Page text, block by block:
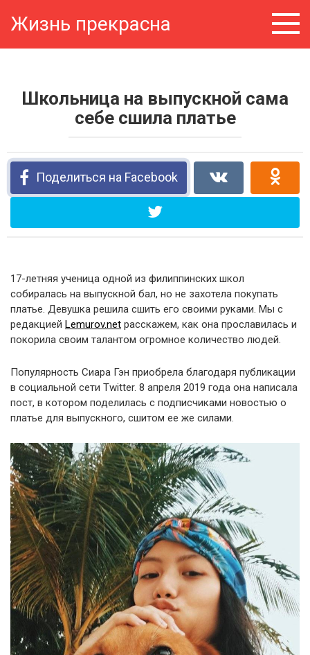
Жизнь прекрасна
Школьница на выпускной сама
себе сшила платье
Поделиться на Facebook
17-летняя ученица одной из филиппинских школ
собиралась на выпускной бал, но не захотела покупать
платье. Девушка решила сшить его своими руками. Мы с
редакцией Lemurov.net расскажем, как она прославилась и
покорила своим талантом огромное количество людей.
Популярность Сиара Гэн приобрела благодаря публикации
в социальной сети Twitter. 8 апреля 2019 года она написала
пост, в котором поделилась с подписчиками новостью о
платье для выпускного, сшитом ее же силами.